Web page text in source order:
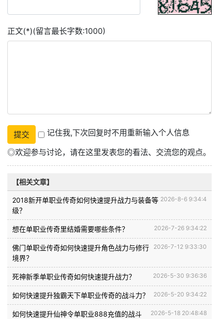
正文(*)(留言最长字数:1000)
记住我,下次回复时不用重新输入个人信息
◎欢迎参与讨论，请在这里发表您的看法、交流您的观点。
【相关文章】
2026-8-6 9:34:4
2018新开单职业传奇如何快速提升战力与装备等
级？
2026-7-26 9:34:22
想在单职业传奇里结婚需要哪些条件？
2026-7-12 9:33:30
佛门单职业传奇如何快速提升角色战力与修行
境界？
2026-5-30 9:36:36
死神新季单职业传奇如何快速提升战力？
2026-5-20 9:34:22
如何快速提升独霸天下单职业传奇的战斗力？
2026-5-18 20:48:48
如何快速提升仙神令单职业888充值的战斗